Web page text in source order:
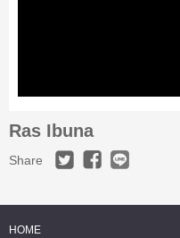
Ras Ibuna
Share
HOME